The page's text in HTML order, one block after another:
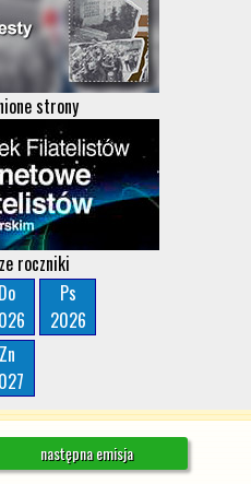
strony
roczniki
Do
Ps
2026
Zn
następna emisja